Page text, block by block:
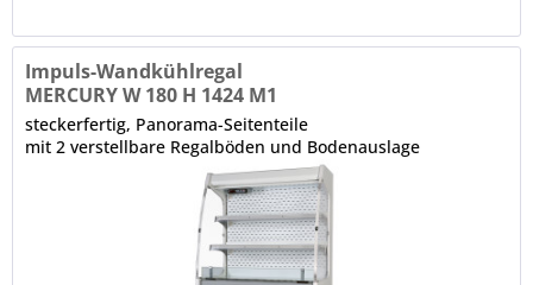
Impuls-Wandkühlregal
MERCURY W 180 H 1424 M1
steckerfertig, Panorama-Seitenteile
mit 2 verstellbare Regalböden und Bodenauslage